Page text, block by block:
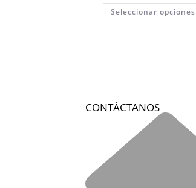
Seleccionar opciones
CONTÁCTANOS